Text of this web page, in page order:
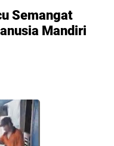
Semangat
Mandiri